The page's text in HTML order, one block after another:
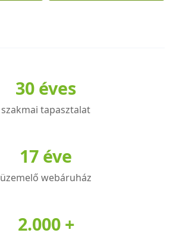
van.
A
termékoldalon
ki
30 éves
szakmai tapasztalat
17 éve
üzemelő webáruház
2.000 +